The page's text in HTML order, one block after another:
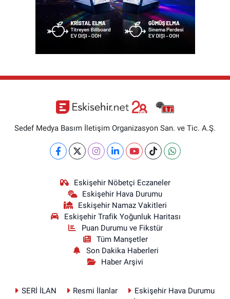
Sedef Medya Basım İletişim Organizasyon San. ve Tic. A.Ş.
Eskişehir Nöbetçi Eczaneler
Eskişehir Hava Durumu
Eskişehir Namaz Vakitleri
Eskişehir Trafik Yoğunluk Haritası
Puan Durumu ve Fikstür
Tüm Manşetler
Son Dakika Haberleri
Haber Arşivi
SERİ İLAN Resmi İlanlar
Eskişehir Hava Durumu